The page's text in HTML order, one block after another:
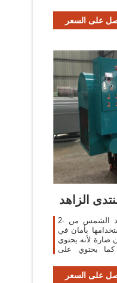
على السعر
الزاهد
2- زيت عباد الشمس يعتبر زيت عباد الشمس من
بأمان في
ضارة لأنه يحتوي
يحتوي على
على السعر